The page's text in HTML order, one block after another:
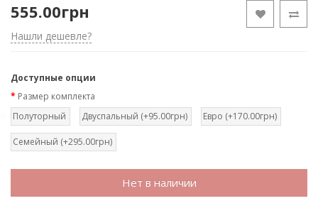
555.00грн
Нашли дешевле?
Доступные опции
Размер комплекта
Полуторный
Двуспальный (+95.00грн) Евро (+170.00грн)
Семейный (+295.00грн)
Нет в наличии